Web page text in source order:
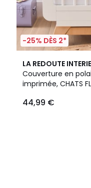
-25% DÈS 2*
LA REDOUTE
Couverture en
imprimée, CHATS
44,99 €